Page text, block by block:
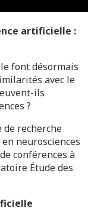
artificielle :
font désormais
avec le
ils
?
de recherche
neurosciences
conférences à
Étude des